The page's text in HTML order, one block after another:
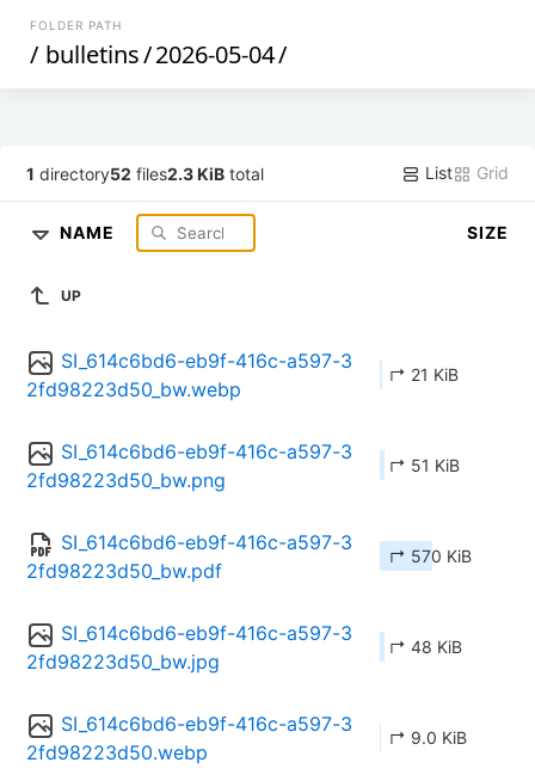
FOLDER PATH
/ bulletins/2026-05-04/
1 directory52 files2.3 KiB total List Grid
NAME SIZE
UP
SI_614c6bd6-eb9f-416c-a597-3
2fd98223d50_bw.webp
↱ 21 KiB
SI_614c6bd6-eb9f-416c-a597-3
2fd98223d50_bw.png
↱ 51 KiB
SI_614c6bd6-eb9f-416c-a597-3
2fd98223d50_bw.pdf
↱ 570 KiB
SI_614c6bd6-eb9f-416c-a597-3
2fd98223d50_bw.jpg
↱ 48 KiB
SI_614c6bd6-eb9f-416c-a597-3
2fd98223d50.webp
↱ 9.0 KiB